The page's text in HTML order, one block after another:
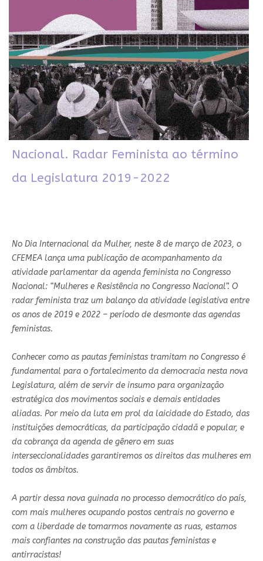
Nacional. Radar Feminista ao término
da Legislatura 2019-2022
No Dia Internacional da Mulher, neste 8 de março de 2023, o
CFEMEA lança uma publicação de acompanhamento da
atividade parlamentar da agenda feminista no Congresso
Nacional: “Mulheres e Resistência no Congresso Nacional”. O
radar feminista traz um balanço da atividade legislativa entre
os anos de 2019 e 2022 – período de desmonte das agendas
feministas.
Conhecer como as pautas feministas tramitam no Congresso é
fundamental para o fortalecimento da democracia nesta nova
Legislatura, além de servir de insumo para organização
estratégica dos movimentos sociais e demais entidades
aliadas. Por meio da luta em prol da laicidade do Estado, das
instituições democráticas, da participação cidadã e popular, e
da cobrança da agenda de gênero em suas
interseccionalidades garantiremos os direitos das mulheres em
todos os âmbitos.
A partir dessa nova guinada no processo democrático do país,
com mais mulheres ocupando postos centrais no governo e
com a liberdade de tomarmos novamente as ruas, estamos
mais confiantes na construção das pautas feministas e
antirracistas!